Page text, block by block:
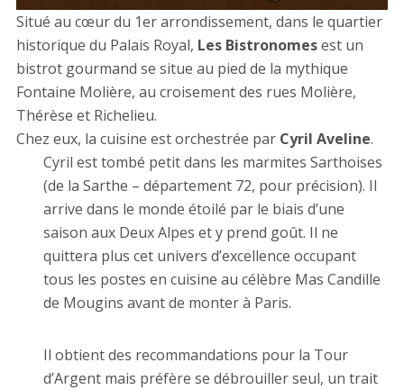
Situé au cœur du 1er arrondissement, dans le quartier
historique du Palais Royal, Les Bistronomesest un
bistrot gourmand se situe au pied de la mythique
Fontaine Molière, au croisement des rues Molière,
Thérèse et Richelieu.
Chez eux, la cuisine est orchestrée par Cyril Aveline.
Cyril est tombé petit dans les marmites Sarthoises
(de la Sarthe – département 72, pour précision). Il
arrive dans le monde étoilé par le biais d’une
saison aux Deux Alpes et y prend goût. Il ne
quittera plus cet univers d’excellence occupant
tous les postes en cuisine au célèbre Mas Candille
de Mougins avant de monter à Paris.
Il obtient des recommandations pour la Tour
d’Argent mais préfère se débrouiller seul, un trait